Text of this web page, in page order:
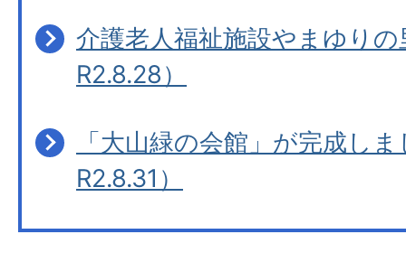
介護老人福祉施設やまゆり
R2.8.28）
「大山緑の会館」が完成し
R2.8.31）